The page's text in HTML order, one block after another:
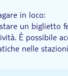
in loco:
un biglietto
È possibile
nelle